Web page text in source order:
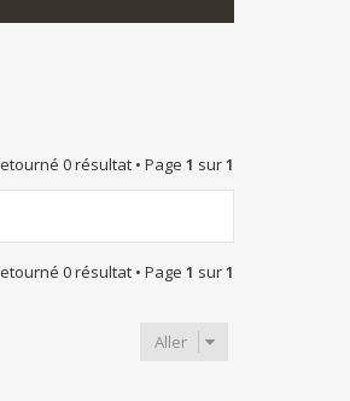
0 résultat • Page 1 sur1
0 résultat • Page 1 sur1
Aller